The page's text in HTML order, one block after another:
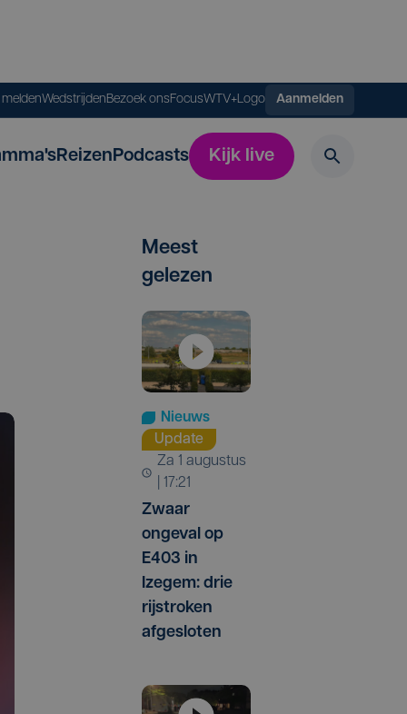
WedstrijdenBezoek onsFocusWTV+Logo Aanmelden
ReizenPodcasts Kijk live
Meest
gelezen
Nieuws
Update
za 1 augustus
| 17:21
Zwaar
ongeval op
E403 in
Izegem: drie
rijstroken
afgesloten